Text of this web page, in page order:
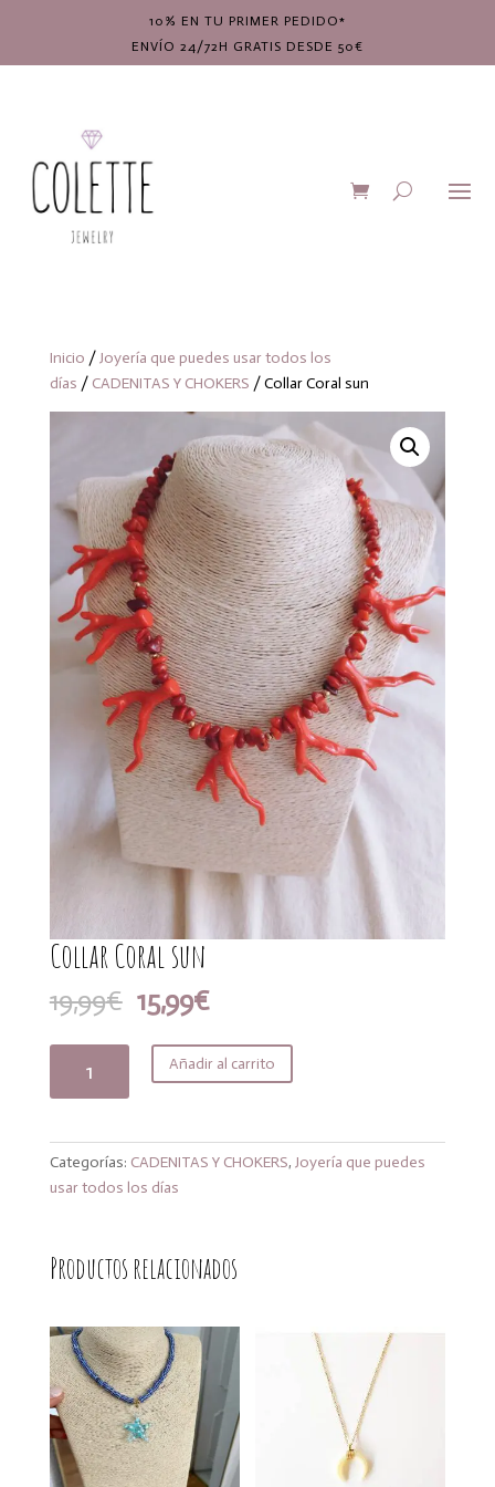
10% EN TU PRIMER PEDIDO*
ENVÍO 24/72H GRATIS DESDE 50€
Inicio /Joyería que puedes usar todos los
días / CADENITAS Y CHOKERS / Collar Coral sun
Collar Coral sun
19,99€ El
precio
original
era:
15,99€El
actual
es:
Añadir al carrito
Categorías: CADENITAS Y CHOKERS, Joyería que puedes
usar todos los días
Productos relacionados